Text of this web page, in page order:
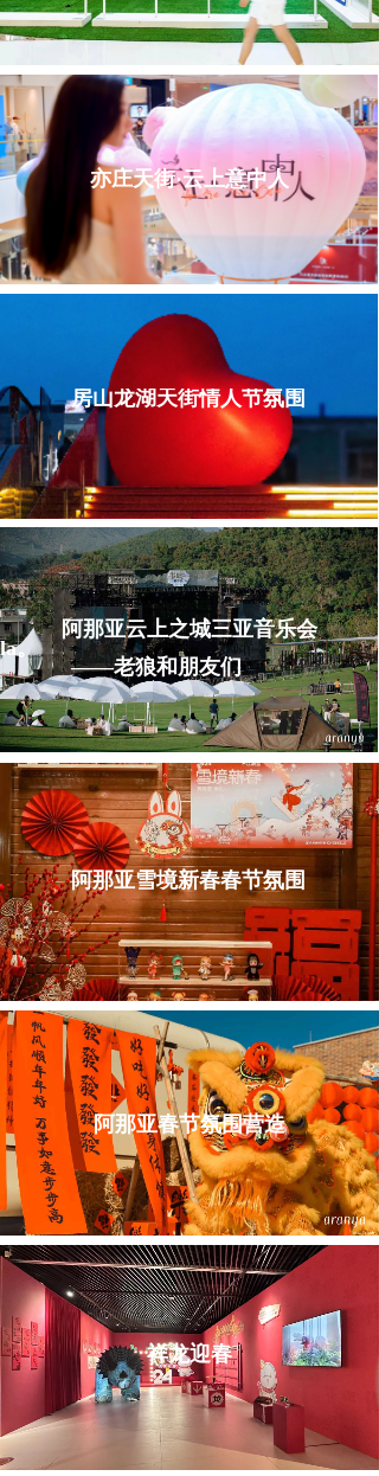
亦庄天街·云上意中人
房山龙湖天街情人节氛围
阿那亚云上之城三亚音乐会
la。
——老狼和朋友们
阿那亚雪境新春春节氛围
阿那亚春节氛围营造
祥龙迎春